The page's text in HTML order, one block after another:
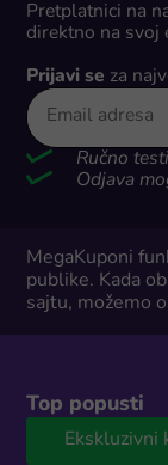
Pretplatnici na
direktno na svoj
Prijavi se za
Ručno
Odjava
MegaKuponi
publike. Kada
sajtu, možemo
Top popusti
Ekskluzivni